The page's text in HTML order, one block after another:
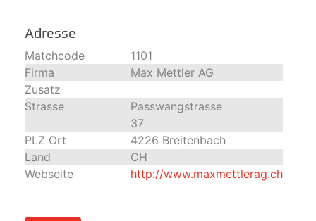
Adresse
Matchcode
1101
Firma
Max Mettler AG
Zusatz
Strasse
Passwangstrasse
37
PLZ Ort
4226 Breitenbach
Land
CH
Webseite
http://www.maxmettlerag.ch